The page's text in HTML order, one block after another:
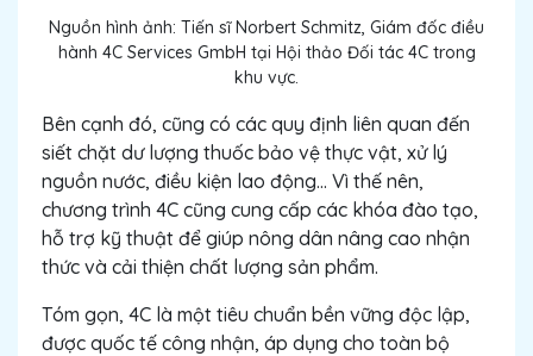
Nguồn hình ảnh: Tiến sĩ Norbert Schmitz, Giám đốc điều
hành 4C Services GmbH tại Hội thảo Đối tác 4C trong
khu vực.
Bên cạnh đó, cũng có các quy định liên quan đến
siết chặt dư lượng thuốc bảo vệ thực vật, xử lý
nguồn nước, điều kiện lao động... Vì thế nên,
chương trình 4C cũng cung cấp các khóa đào tạo,
hỗ trợ kỹ thuật để giúp nông dân nâng cao nhận
thức và cải thiện chất lượng sản phẩm.
Tóm gọn, 4C là một tiêu chuẩn bền vững độc lập,
được quốc tế công nhận, áp dụng cho toàn bộ